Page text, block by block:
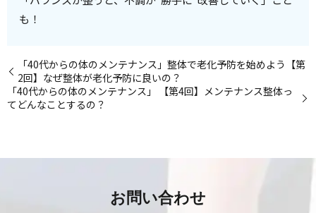
も！
「40代からの体のメンテナンス」整体で老化予防を始めよう【第
2回】なぜ整体が老化予防に良いの？
「40代からの体のメンテナンス」 【第4回】メンテナンス整体っ
てどんなことするの？
お問い合わせ